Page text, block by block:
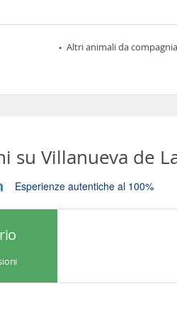
Altri animali da compagnia
su Villanueva de
Esperienze autentiche al 100%